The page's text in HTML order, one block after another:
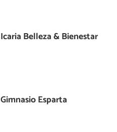
Icaria Belleza & Bienestar
Gimnasio Esparta